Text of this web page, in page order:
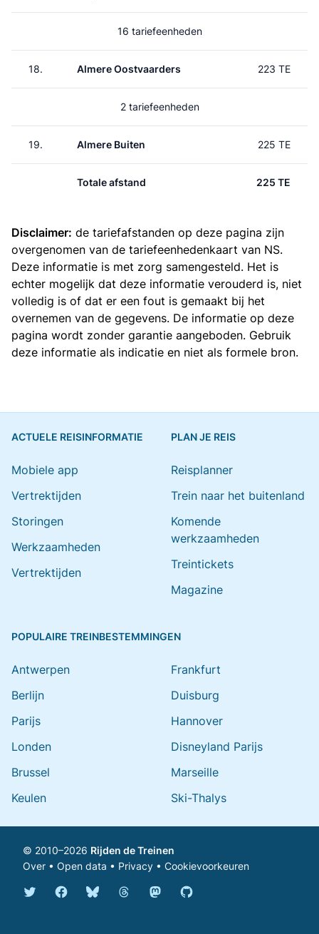
16 tariefeenheden
18. Almere Oostvaarders 223 TE
2 tariefeenheden
19. Almere Buiten 225 TE
Totale afstand 225 TE
Disclaimer: de tariefafstanden op deze pagina zijn
overgenomen van de tariefeenhedenkaart van NS.
Deze informatie is met zorg samengesteld. Het is
echter mogelijk dat deze informatie verouderd is, niet
volledig is of dat er een fout is gemaakt bij het
overnemen van de gegevens. De informatie op deze
pagina wordt zonder garantie aangeboden. Gebruik
deze informatie als indicatie en niet als formele bron.
ACTUELE REISINFORMATIE
Mobiele app
Vertrektijden
Storingen
Werkzaamheden
Vertrektijden
PLAN JE REIS
Reisplanner
Trein naar het buitenland
Komende
werkzaamheden
Treintickets
Magazine
POPULAIRE TREINBESTEMMINGEN
Antwerpen
Berlijn
Parijs
Londen
Brussel
Keulen
Frankfurt
Duisburg
Hannover
Disneyland Parijs
Marseille
Ski-Thalys
© 2010–2026 Rijden de Treinen
Over • Open data • Privacy • Cookievoorkeuren